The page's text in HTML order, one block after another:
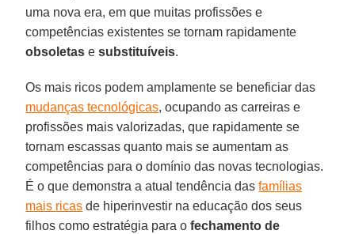
uma nova era, em que muitas profissões e
competências existentes se tornam rapidamente
obsoletas esubstituíveis.
Os mais ricos podem amplamente se beneficiar das
mudanças tecnológicas, ocupando as carreiras e
profissões mais valorizadas, que rapidamente se
tornam escassas quanto mais se aumentam as
competências para o domínio das novas tecnologias.
É o que demonstra a atual tendência dasfamílias
mais ricas de hiperinvestir na educação dos seus
filhos como estratégia para ofechamento de